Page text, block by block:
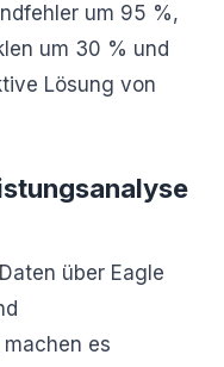
um 95 %,
um 30 % und
Lösung von
über Eagle
es